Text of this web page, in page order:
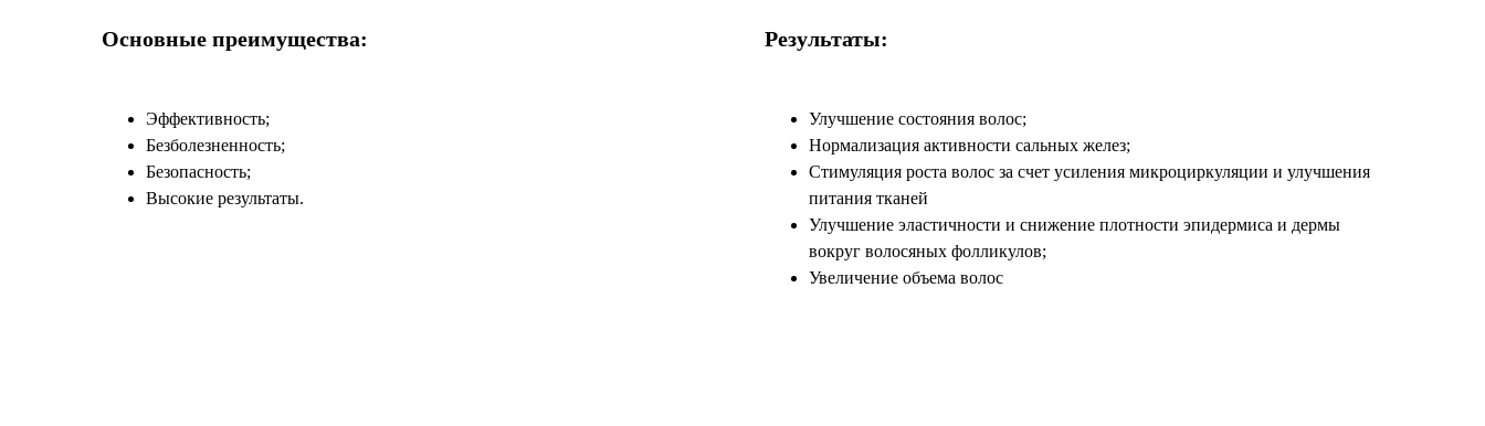
Основные преимущества:
Эффективность;
Безболезненность;
Безопасность;
Высокие результаты.
Результаты:
Улучшение состояния волос;
Нормализация активности сальных желез;
Стимуляция роста волос за счет усиления микроциркуляции и улучшения
питания тканей
Улучшение эластичности и снижение плотности эпидермиса и дермы
вокруг волосяных фолликулов;
Увеличение объема волос